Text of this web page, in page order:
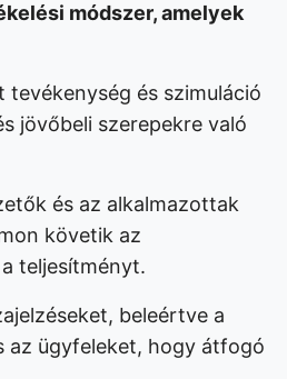
módszer, amelyek
tevékenység és szimuláció
jövőbeli szerepekre való
és az alkalmazottak
követik az
teljesítményt.
beleértve a
az ügyfeleket, hogy átfogó